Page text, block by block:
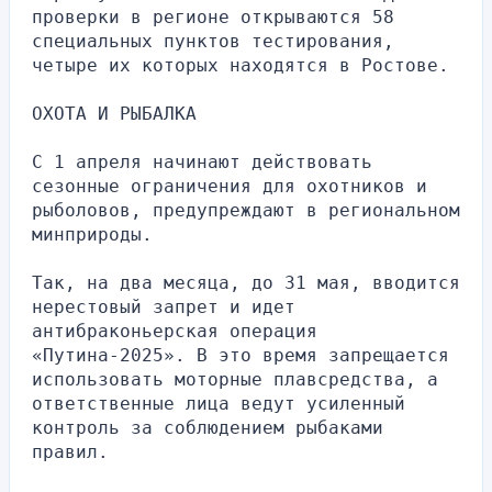
проверки в регионе открываются 58
специальных пунктов тестирования,
четыре их которых находятся в Ростове.
ОХОТА И РЫБАЛКА
С 1 апреля начинают действовать
сезонные ограничения для охотников и
рыболовов, предупреждают в региональном
минприроды.
Так, на два месяца, до 31 мая, вводится
нерестовый запрет и идет
антибраконьерская операция
«Путина-2025». В это время запрещается
использовать моторные плавсредства, а
ответственные лица ведут усиленный
контроль за соблюдением рыбаками
правил.